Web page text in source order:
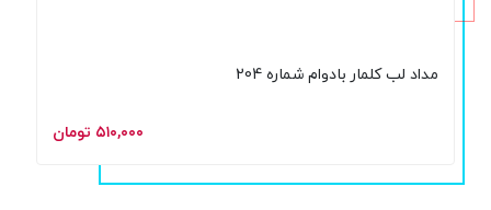
مداد لب کلمار بادوام شماره 204
۵۱۰,۰۰۰ تومان